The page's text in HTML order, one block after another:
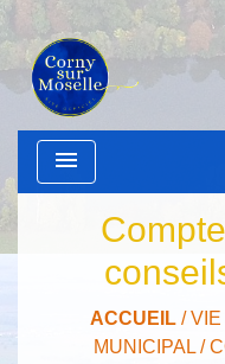
menu
ACCUEIL /VIE
MUNICIPAL /